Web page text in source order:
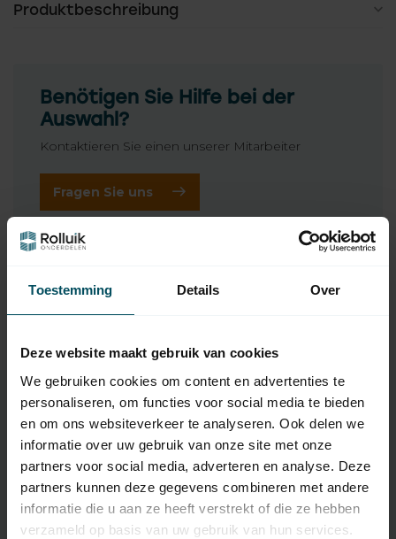
Toestemming Details Over
Deze website maakt gebruik van cookies
We gebruiken cookies om content en advertenties te
personaliseren, om functies voor social media te bieden
en om ons websiteverkeer te analyseren. Ook delen we
informatie over uw gebruik van onze site met onze
partners voor social media, adverteren en analyse. Deze
partners kunnen deze gegevens combineren met andere
informatie die u aan ze heeft verstrekt of die ze hebben
verzameld op basis van uw gebruik van hun services.
Produktbeschreibung
Benötigen Sie Hilfe bei der
Auswahl?
Kontaktieren Sie einen unserer Mitarbeiter
Fragen Sie uns
Eigenschaften
Artikelnummer: 2455